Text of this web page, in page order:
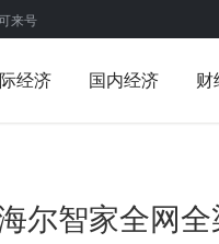
来号
经济 国内经济 财
尔智家全网